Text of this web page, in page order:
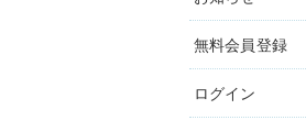
無料会員登録
ログイン